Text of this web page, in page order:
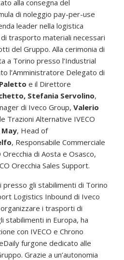
alla consegna del
di noleggio pay-per-use
leader nella logistica
trasporto materiali necessari
del Gruppo. Alla cerimonia di
a Torino presso l’Industrial
l’Amministratore Delegato di
e il Direttore
Stefania Servolino,
di Iveco Group, Valerio
Trazioni Alternative IVECO
May, Head of
, Responsabile Commerciale
di Aosta e Osasco,
Orecchia Sales Support.
gli stabilimenti di Torino
Logistics Inbound di Iveco
i trasporti di
stabilimenti in Europa, ha
con IVECO e Chrono
furgone dedicato alle
Grazie a un’autonomia